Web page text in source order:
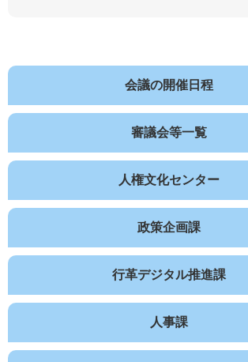
会議の開催日程
審議会等一覧
人権文化センター
政策企画課
行革デジタル推進課
人事課